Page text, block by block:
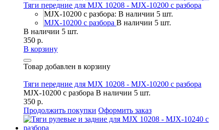
Тяги передние для MJX 10208 - MJX-10200 c разбора
MJX-10200 c разбора: В наличии 5 шт.
MJX-10200 c разбора В наличии 5 шт.
В наличии 5 шт.
350 р.
В корзину
Товар добавлен в корзину
Тяги передние для MJX 10208 - MJX-10200 c разбора
MJX-10200 c разбора В наличии 5 шт.
350 р.
Продолжить покупки Оформить заказ